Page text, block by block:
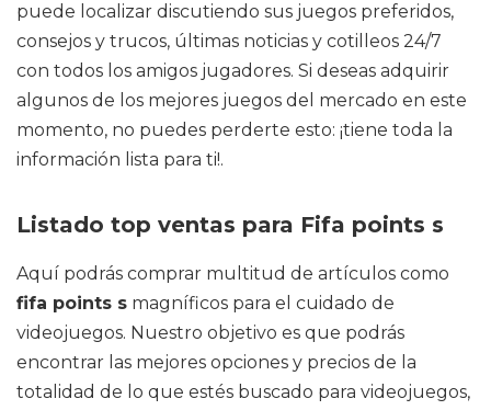
puede localizar discutiendo sus juegos preferidos,
consejos y trucos, últimas noticias y cotilleos 24/7
con todos los amigos jugadores. Si deseas adquirir
algunos de los mejores juegos del mercado en este
momento, no puedes perderte esto: ¡tiene toda la
información lista para ti!.
Listado top ventas para Fifa points s
Aquí podrás comprar multitud de artículos como
fifa points s magníficos para el cuidado de
videojuegos. Nuestro objetivo es que podrás
encontrar las mejores opciones y precios de la
totalidad de lo que estés buscado para videojuegos,